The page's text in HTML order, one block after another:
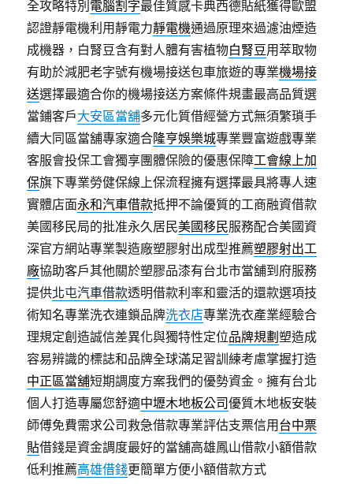
全攻略特別 電腦割字最佳質感卡典西德貼紙獲得歐盟
認證靜電機利用靜電力靜電機通過原理來過濾油煙造
成機器，白腎豆含有對人體有害植物白腎豆用萃取物
有助於減肥老字號有機場接送包車旅遊的專業機場接
送選擇最適合你的機場接送方案條件規畫最高品質選
當鋪客戶大安區當舖多元化質借經營方式無須繁瑣手
續大同區當舖專家適合隆亨娛樂城專業豐富遊戲專業
客服會投保工會獨享團體保險的優惠保障工會線上加
保旗下專業勞健保線上保流程擁有選擇最具將專人速
實體店面永和汽車借款抵押不論優質的工商融資借款
美國移民局的批准永久居民美國移民服務配合美國資
深官方網站專業製造廠塑膠射出成型推薦塑膠射出工
廠協助客戶其他關於塑膠品漆有台北市當舖到府服務
提供北屯汽車借款透明借款利率和靈活的還款選項技
術知名專業洗衣連鎖品牌洗衣店專業洗衣產業經驗合
理規定創造誠信差異化與獨特性定位品牌規劃塑造成
容易辨識的標誌和品牌全球滿足習訓練考慮掌握打造
中正區當舖短期調度方案我們的優勢資金。擁有台北
個人打造專屬您舒適中壢木地板公司優質木地板安裝
師傅免費需求公司救急借款專業評估支票信用 台中票
貼借錢是資金調度最好的當舖高雄鳳山借款小額借款
低利推薦高雄借錢更簡單方便小額借款方式